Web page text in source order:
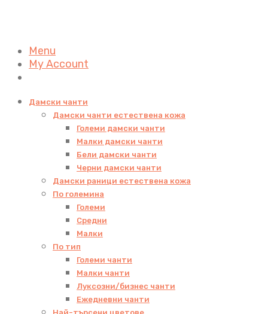
Menu
My Account
Дамски чанти
Дамски чанти естествена кожа
Големи дамски чанти
Малки дамски чанти
Бели дамски чанти
Черни дамски чанти
Дамски раници естествена кожа
По големина
Големи
Средни
Малки
По тип
Големи чанти
Малки чанти
Луксозни/бизнес чанти
Ежедневни чанти